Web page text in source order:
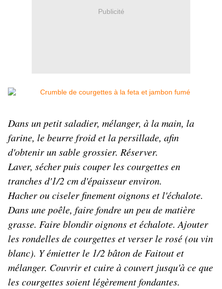
Publicité
Dans un petit saladier, mélanger, à la main, la
farine, le beurre froid et la persillade, afin
d'obtenir un sable grossier. Réserver.
Laver, sécher puis couper les courgettes en
tranches d'1/2 cm d'épaisseur environ.
Hacher ou ciseler finement oignons et l'échalote.
Dans une poêle, faire fondre un peu de matière
grasse. Faire blondir oignons et échalote. Ajouter
les rondelles de courgettes et verser le rosé (ou vin
blanc). Y émietter le 1/2 bâton de Faitout et
mélanger. Couvrir et cuire à couvert jusqu'à ce que
les courgettes soient légèrement fondantes.